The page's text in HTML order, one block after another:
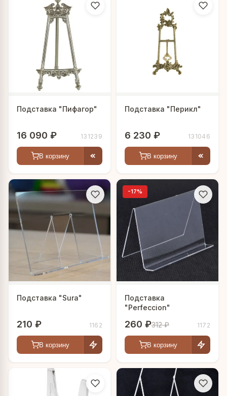
Подставка "Пифагор"
16 090 ₽ 131239
В корзину
Подставка "Перикл"
6 230 ₽ 131046
В корзину
Подставка "Sura"
210 ₽ 1162
В корзину
-17%
Подставка
"Perfeccion"
260 ₽312 ₽ 1172
В корзину